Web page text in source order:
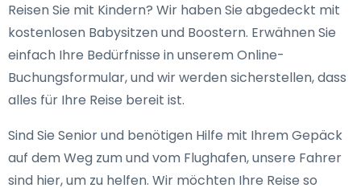
Reisen Sie mit Kindern? Wir haben Sie abgedeckt mit
kostenlosen Babysitzen und Boostern. Erwähnen Sie
einfach Ihre Bedürfnisse in unserem Online-
Buchungsformular, und wir werden sicherstellen, dass
alles für Ihre Reise bereit ist.
Sind Sie Senior und benötigen Hilfe mit Ihrem Gepäck
auf dem Weg zum und vom Flughafen, unsere Fahrer
sind hier, um zu helfen. Wir möchten Ihre Reise so